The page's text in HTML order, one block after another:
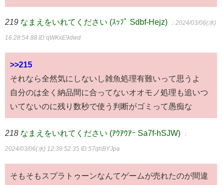
219 なまえをいれてください (ｽｯﾌﾟ Sdbf-Hejz) ：2024/03/06(水)
16:28:54.88 ID:qWKxE9dwd
>>215
それなら全然気にしないし雑魚処理有難いって思うよ
自分のは全く納品間に合ってないオオモノ処理も追いつ
いてないのに残り数秒で使う判断がゴミって愚痴な
218 なまえをいれてください (ｱｳｱｳｱｰ Sa7f-hSJW) ：
2024/03/06(水) 12:39:52.35 ID:57qhBYJpa
そもそもスプラトゥーンなんてゲームが売れたのが間違